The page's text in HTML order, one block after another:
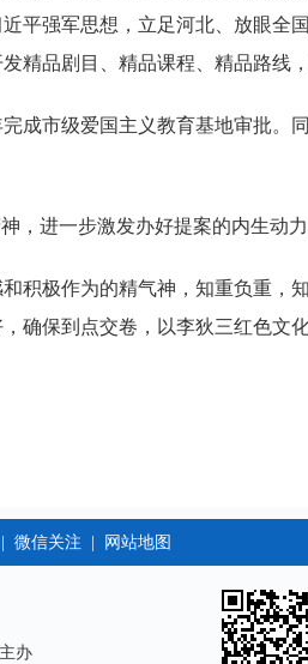
平强军思想，立足河北、放眼全
精品剧目、精品课程、精品路线
成市级爱国主义教育基地审批。
，进一步激发办好提案的内生动力
积极作为的精气神，知重负重，
确保到点交卷，以李狄三红色文